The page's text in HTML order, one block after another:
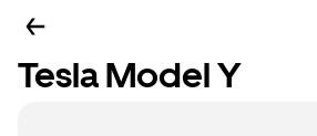
Tesla Model Y